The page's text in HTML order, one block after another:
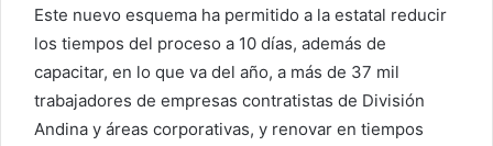
Este nuevo esquema ha permitido a la estatal reducir
los tiempos del proceso a 10 días, además de
capacitar, en lo que va del año, a más de 37 mil
trabajadores de empresas contratistas de División
Andina y áreas corporativas, y renovar en tiempos